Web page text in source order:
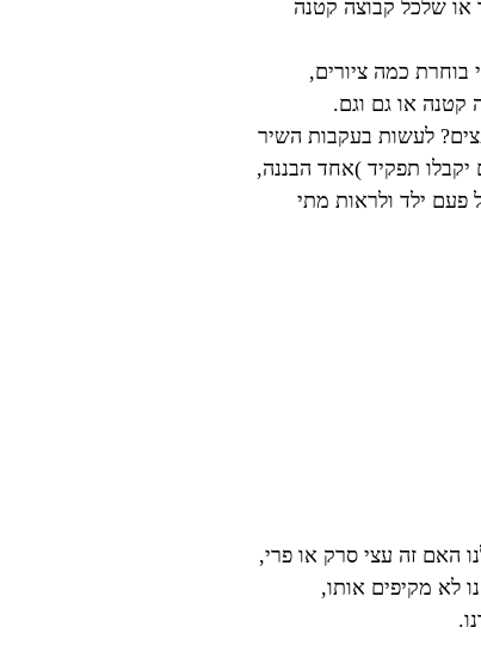
או שלכל קבוצה קטנה
בוחרת כמה ציורים,
קטנה או גם וגם.
לעשות בעקבות השיר
תפקיד )אחד הבננה,
ילד ולראות מתי
האם זה עצי סרק או פרי,
לא מקיפים אותו,